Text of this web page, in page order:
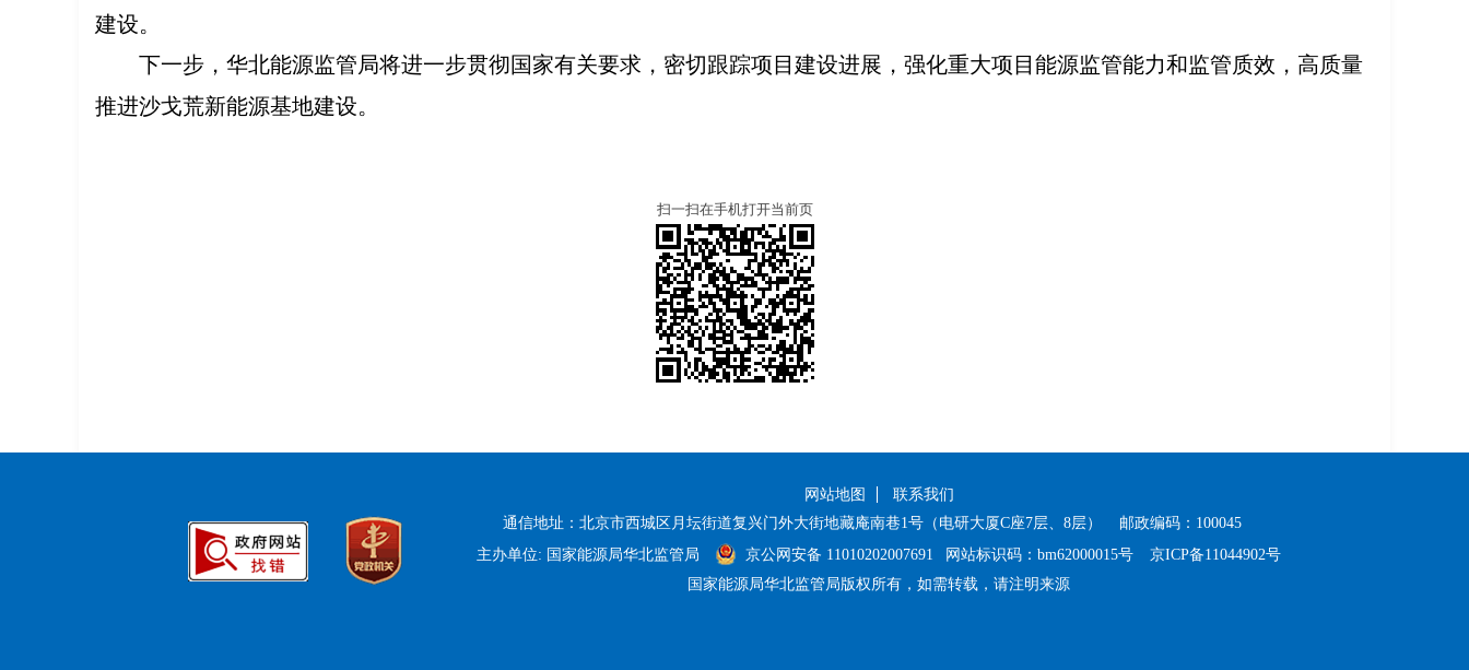
建设。
下一步， 华北能源监管局将进一步贯彻国家有关要求，密切跟踪项目建设进展，强化重大项目能源监管能力和监管质效，高质量
推进沙戈荒新能源基地建设。
扫一扫在手机打开当前页
网站地图
联系我们
通信地址：北京市西城区月坛街道复兴门外大街地藏庵南巷1号（电研大厦C座7层、8层）
邮政编码：100045
主办单位: 国家能源局华北监管局
京公网安备 11010202007691 网站标识码：bm62000015号
京ICP备11044902号
国家能源局华北监管局版权所有，如需转载，请注明来源